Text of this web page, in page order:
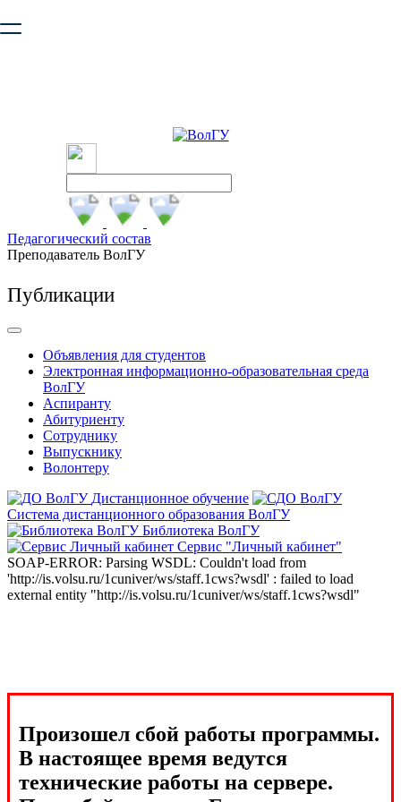
безопасную работу с сайтом. Пожалуйста
Педагогический состав
Преподаватель ВолГУ
Публикации
Объявления для студентов
Электронная информационно-образовательная среда
ВолГУ
Аспиранту
Абитуриенту
Сотруднику
Выпускнику
Волонтеру
Дистанционное обучение
Система дистанционного образования ВолГУ
Библиотека ВолГУ
Сервис "Личный кабинет"
SOAP-ERROR: Parsing WSDL: Couldn't load from
'http://is.volsu.ru/1cuniver/ws/staff.1cws?wsdl' : failed to load
external entity "http://is.volsu.ru/1cuniver/ws/staff.1cws?wsdl"
Произошел сбой работы программы.
В настоящее время ведутся
технические работы на сервере.